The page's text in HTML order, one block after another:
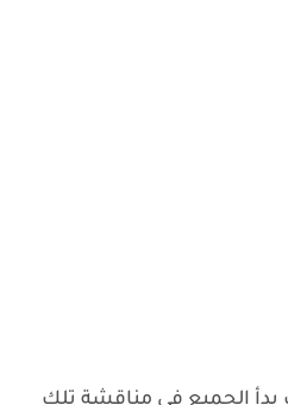
بدأ الجميع في مناقشة تلك